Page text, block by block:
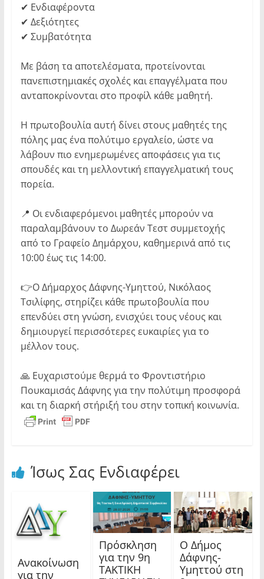
✔ Ενδιαφέροντα
✔ Δεξιότητες
✔ Συμβατότητα
Με βάση τα αποτελέσματα, προτείνονται
πανεπιστημιακές σχολές και επαγγέλματα που
ανταποκρίνονται στο προφίλ κάθε μαθητή.
Η πρωτοβουλία αυτή δίνει στους μαθητές της
πόλης μας ένα πολύτιμο εργαλείο, ώστε να
λάβουν πιο ενημερωμένες αποφάσεις για τις
σπουδές και τη μελλοντική επαγγελματική τους
πορεία.
📍 Οι ενδιαφερόμενοι μαθητές μπορούν να
παραλαμβάνουν το Δωρεάν Τεστ συμμετοχής
από το Γραφείο Δημάρχου, καθημερινά από τις
10:00 έως τις 14:00.
👉Ο Δήμαρχος Δάφνης-Υμηττού, Νικόλαος
Τσιλίφης, στηρίζει κάθε πρωτοβουλία που
επενδύει στη γνώση, ενισχύει τους νέους και
δημιουργεί περισσότερες ευκαιρίες για το
μέλλον τους.
🙏 Ευχαριστούμε θερμά το Φροντιστήριο
Πουκαμισάς Δάφνης για την πολύτιμη προσφορά
και τη διαρκή στήριξή του στην τοπική κοινωνία.
Ίσως Σας Ενδιαφέρει
Ανακοίνωση
για την
Πρόσκληση
για την 9η
ΤΑΚΤΙΚΗ
Ο Δήμος
Δάφνης-
Υμηττού στη